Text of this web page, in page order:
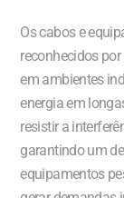
Os cabos e
reconhecidos
em ambientes
energia em
resistir a
garantindo um
equipamentos